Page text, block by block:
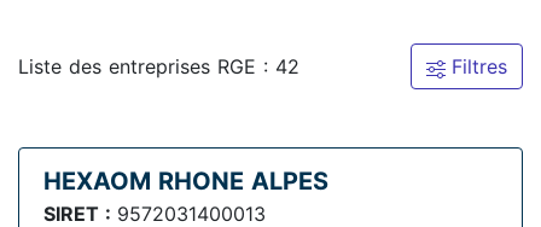
Liste des entreprises RGE : 42 Filtres
HEXAOM RHONE ALPES
SIRET : 9572031400013